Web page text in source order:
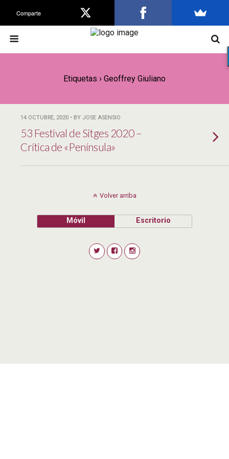
Etiquetas › Geoffrey Giuliano
14 OCTUBRE, 2020 • BY JOSE ASENSIO
53 Festival de Sitges 2020 –
Crítica de «Península»
Volver arriba
Móvil Escritorio
Comparte